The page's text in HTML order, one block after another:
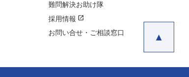
難問解決お助け隊
採用情報 open_in_new
お問い合せ・ご相談窓口
▲